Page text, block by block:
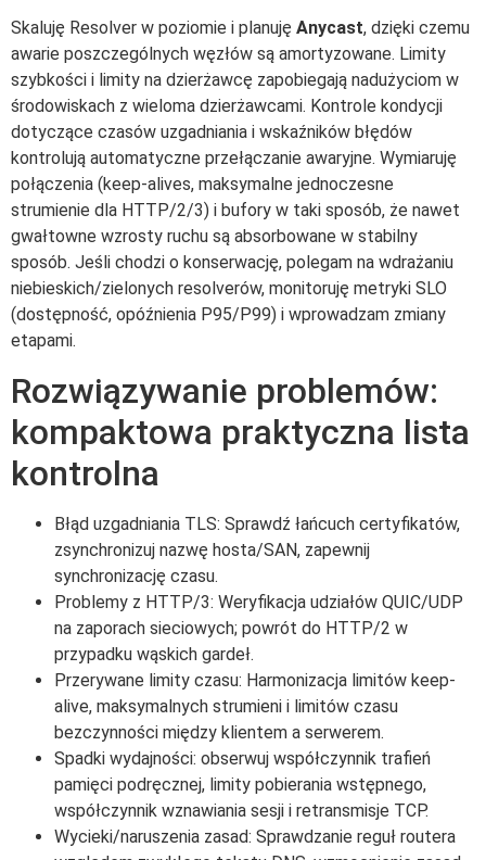
Skaluję Resolver w poziomie i planuję Anycast, dzięki czemu
awarie poszczególnych węzłów są amortyzowane. Limity
szybkości i limity na dzierżawcę zapobiegają nadużyciom w
środowiskach z wieloma dzierżawcami. Kontrole kondycji
dotyczące czasów uzgadniania i wskaźników błędów
kontrolują automatyczne przełączanie awaryjne. Wymiaruję
połączenia (keep-alives, maksymalne jednoczesne
strumienie dla HTTP/2/3) i bufory w taki sposób, że nawet
gwałtowne wzrosty ruchu są absorbowane w stabilny
sposób. Jeśli chodzi o konserwację, polegam na wdrażaniu
niebieskich/zielonych resolverów, monitoruję metryki SLO
(dostępność, opóźnienia P95/P99) i wprowadzam zmiany
etapami.
Rozwiązywanie problemów:
kompaktowa praktyczna lista
kontrolna
Błąd uzgadniania TLS: Sprawdź łańcuch certyfikatów,
zsynchronizuj nazwę hosta/SAN, zapewnij
synchronizację czasu.
Problemy z HTTP/3: Weryfikacja udziałów QUIC/UDP
na zaporach sieciowych; powrót do HTTP/2 w
przypadku wąskich gardeł.
Przerywane limity czasu: Harmonizacja limitów keep-
alive, maksymalnych strumieni i limitów czasu
bezczynności między klientem a serwerem.
Spadki wydajności: obserwuj współczynnik trafień
pamięci podręcznej, limity pobierania wstępnego,
współczynnik wznawiania sesji i retransmisje TCP.
Wycieki/naruszenia zasad: Sprawdzanie reguł routera